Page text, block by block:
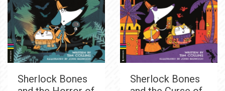
Sherlock Bones
Sherlock Bones